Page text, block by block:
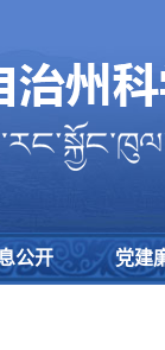
公开 党建